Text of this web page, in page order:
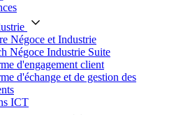
Négoce et Industrie
Négoce Industrie Suite
d'engagement client
d'échange et de gestion des
ICT